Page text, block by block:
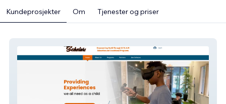
Kundeprosjekter Om Tjenester og priser